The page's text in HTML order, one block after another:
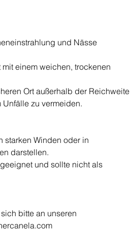
und Nässe
einem weichen, trockenen
Ort außerhalb der Reichweite
zu vermeiden.
starken Winden oder in
darstellen.
und sollte nicht als
bitte an unseren